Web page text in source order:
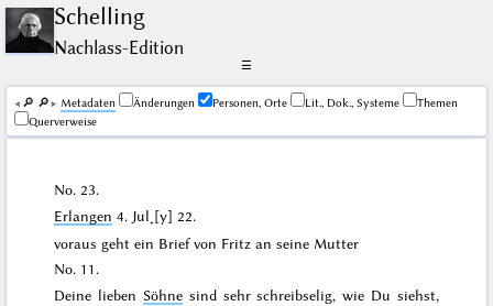
Schelling
Nachlass-Edition
☰
🔎︎ 🔎︎ Me­ta­da­ten Änderungen Personen, Orte Lit., Dok., Systeme
Themen
Querverweise
No. 23.
Erlangen 4. Jul˖[y] 22.
voraus geht ein Brief von Fritz an seine Mutter
No. 11.
Deine lieben Söhnesind sehr schreibselig, wie Du siehst,